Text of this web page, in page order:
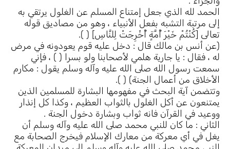
الحمد لله الذي جعل إمتناع المسلم عن الغلول يرتقي به
إلى مرتبة التشبه بفعل الأنبياء ، وهو من مصاديق قوله
تعالى [كُنْتُمْ خَيْرَ أُمَّةٍ أُخْرِجَتْ لِلنَّاسِ] ( ).
(عن أنس بن مالك قال : دخل عليه قوم يعودونه في مرض
له ، فقال : يا جارية هلمي لأصحابنا ولو بسرا ( ) ، فإني
سمعت رسول الله صلى الله عليه وآله وسلم يقول : مكارم
الأخلاق من أعمال الجنة) ( ).
وتتضمن آية البحث في مفهومها البشارة للمسلمين الذين
يمتنعون عن أكل الغلول بالثواب العظيم ، وكذا كل إنذار
ووعيد في القرآن فانه ثواب وبشارة دخول الجنة .
الثاني : ما كان للنبي محمد صلى الله عليه وآله وسلم أن
يغل في أي معركة من معارك الإسلام فيخرج الصحابة مع